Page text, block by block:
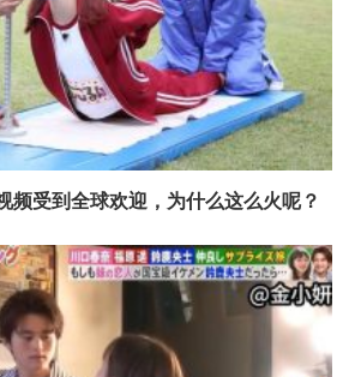
频受到全球欢迎，为什么这么火呢？